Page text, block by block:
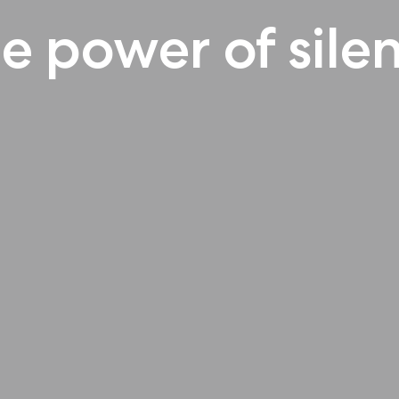
power of